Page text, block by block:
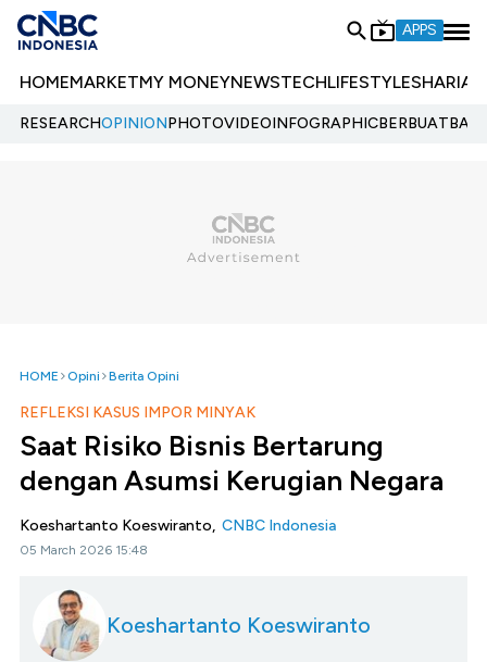
APPS
HOMEMARKETMY MONEYNEWSTECHLIFESTYLESHARIA
RESEARCHOPINIONPHOTOVIDEOINFOGRAPHIC
HOME Opini Berita Opini
REFLEKSI KASUS IMPOR MINYAK
Saat Risiko Bisnis Bertarung
dengan Asumsi Kerugian Negara
Koeshartanto Koeswiranto, CNBC Indonesia
05 March 2026 15:48
Koeshartanto Koeswiranto